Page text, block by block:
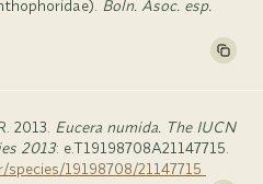
Boln. Asoc. esp.
2013. Eucera numida. The IUCN
2013: e.T19198708A21147715.
19198708/21147715